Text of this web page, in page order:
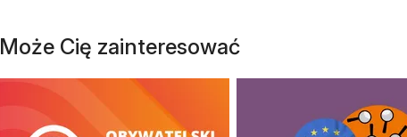
Może Cię zainteresować